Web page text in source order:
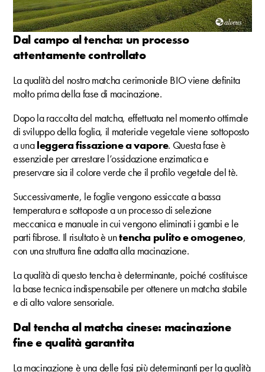
Dal campo al tencha: un processo
attentamente controllato
La qualità del nostro matcha cerimoniale BIO viene definita
molto prima della fase di macinazione.
Dopo la raccolta del matcha, effettuata nel momento ottimale
di sviluppo della foglia, il materiale vegetale viene sottoposto
a unaleggera fissazione a vapore. Questa fase è
essenziale per arrestare l’ossidazione enzimatica e
preservare sia il colore verde che il profilo vegetale del tè.
Successivamente, le foglie vengono essiccate a bassa
temperatura e sottoposte a un processo di selezione
meccanica e manuale in cui vengono eliminati i gambi e le
parti fibrose. Il risultato è untencha pulito e omogeneo,
con una struttura fine adatta alla macinazione.
La qualità di questo tencha è determinante, poiché costituisce
la base tecnica indispensabile per ottenere un matcha stabile
e di alto valore sensoriale.
Dal tencha al matcha cinese: macinazione
fine e qualità garantita
La macinazione è una delle fasi più determinanti per la qualità